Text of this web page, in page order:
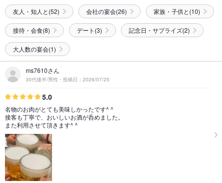
友人・知人と(52) 会社の宴会(26) 家族・子供と(10)
接待・会食(8) デート(3) 記念日・サプライズ(2)
大人数の宴会(1)
ms7610さん
30代後半/男性・投稿日：2026/07/25
5.0
名物のお肉がとても美味しかったです^ ^
接客も丁寧で、おいしいお酒が呑めました。
また利用させて頂きます^ ^